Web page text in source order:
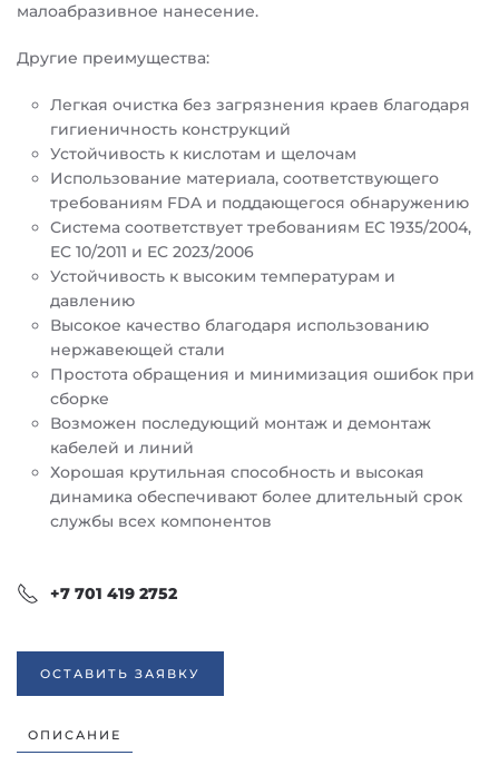
малоабразивное нанесение.
Другие преимущества:
Легкая очистка без загрязнения краев благодаря
гигиеничность конструкций
Устойчивость к кислотам и щелочам
Использование материала, соответствующего
требованиям FDA и поддающегося обнаружению
Система соответствует требованиям EC 1935/2004,
EC 10/2011 и EC 2023/2006
Устойчивость к высоким температурам и
давлению
Высокое качество благодаря использованию
нержавеющей стали
Простота обращения и минимизация ошибок при
сборке
Возможен последующий монтаж и демонтаж
кабелей и линий
Хорошая крутильная способность и высокая
динамика обеспечивают более длительный срок
службы всех компонентов
+7 701 419 2752
ОСТАВИТЬ ЗАЯВКУ
ОПИСАНИЕ